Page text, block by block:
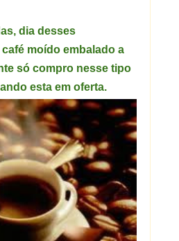
dia desses
moído embalado a
só compro nesse tipo
esta em oferta.